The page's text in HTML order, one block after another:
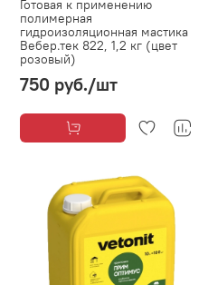
Готовая к применению
полимерная
гидроизоляционная мастика
Вебер.тек 822, 1,2 кг (цвет
розовый)
750 руб./шт